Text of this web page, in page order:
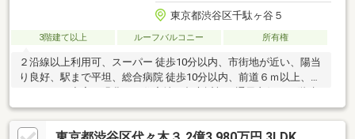
東京都渋谷区千駄ヶ谷５
3階建て以上 ルーフバルコニー 所有権
２沿線以上利用可、スーパー 徒歩10分以内、市街地が近い、陽当
り良好、駅まで平坦、総合病院 徒歩10分以内、前道６ｍ以上、セ
以上、小学校 徒歩10分以内、平坦地、２世帯住宅